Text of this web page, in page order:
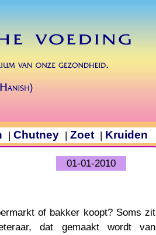
| Chutney | Zoet | Kruiden
01-01-2010
of bakker koopt? Soms zit
dat gemaakt wordt van